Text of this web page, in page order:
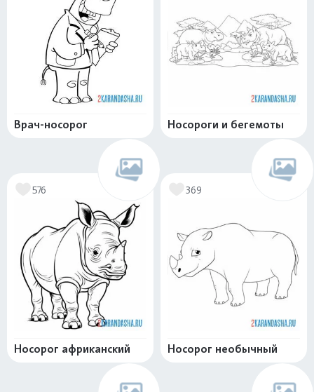
Врач-носорог Носороги и бегемоты
576
Носорог африканский
369
Носорог необычный